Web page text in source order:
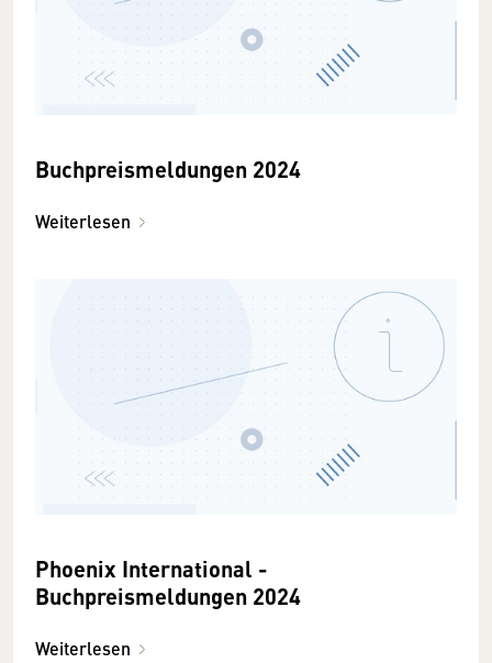
Buchpreismeldungen 2024
Weiterlesen
Phoenix International -
Buchpreismeldungen 2024
Weiterlesen